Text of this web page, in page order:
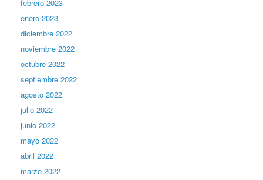
febrero 2023
enero 2023
diciembre 2022
noviembre 2022
octubre 2022
septiembre 2022
agosto 2022
julio 2022
junio 2022
mayo 2022
abril 2022
marzo 2022